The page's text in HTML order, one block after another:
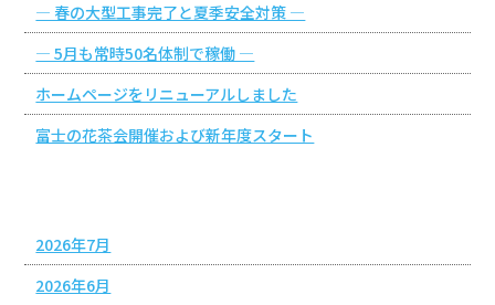
― 春の大型工事完了と夏季安全対策 ―
― 5月も常時50名体制で稼働 ―
ホームページをリニューアルしました
富士の花茶会開催および新年度スタート
2026年7月
2026年6月